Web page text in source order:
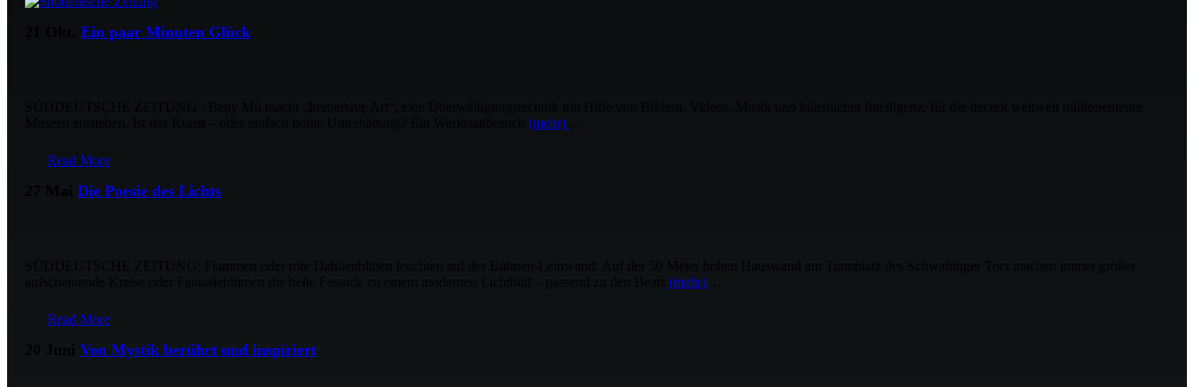
Ein paar Minuten Glück
(mehr)
Read More
Die Poesie des Lichts
(mehr)
Read More
Von Mystik berührt und inspiriert